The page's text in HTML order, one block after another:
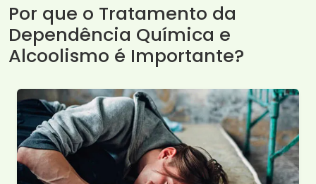
Por que o Tratamento da
Dependência Química e
Alcoolismo é Importante?